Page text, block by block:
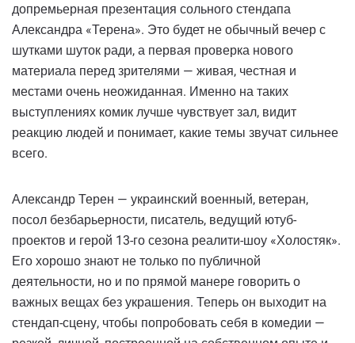
допремьерная презентация сольного стендапа
Александра «Терена». Это будет не обычный вечер с
шутками шуток ради, а первая проверка нового
материала перед зрителями — живая, честная и
местами очень неожиданная. Именно на таких
выступлениях комик лучше чувствует зал, видит
реакцию людей и понимает, какие темы звучат сильнее
всего.
Александр Терен — украинский военный, ветеран,
посол безбарьерности, писатель, ведущий ютуб-
проектов и герой 13-го сезона реалити-шоу «Холостяк».
Его хорошо знают не только по публичной
деятельности, но и по прямой манере говорить о
важных вещах без украшения. Теперь он выходит на
стендап-сцену, чтобы попробовать себя в комедии —